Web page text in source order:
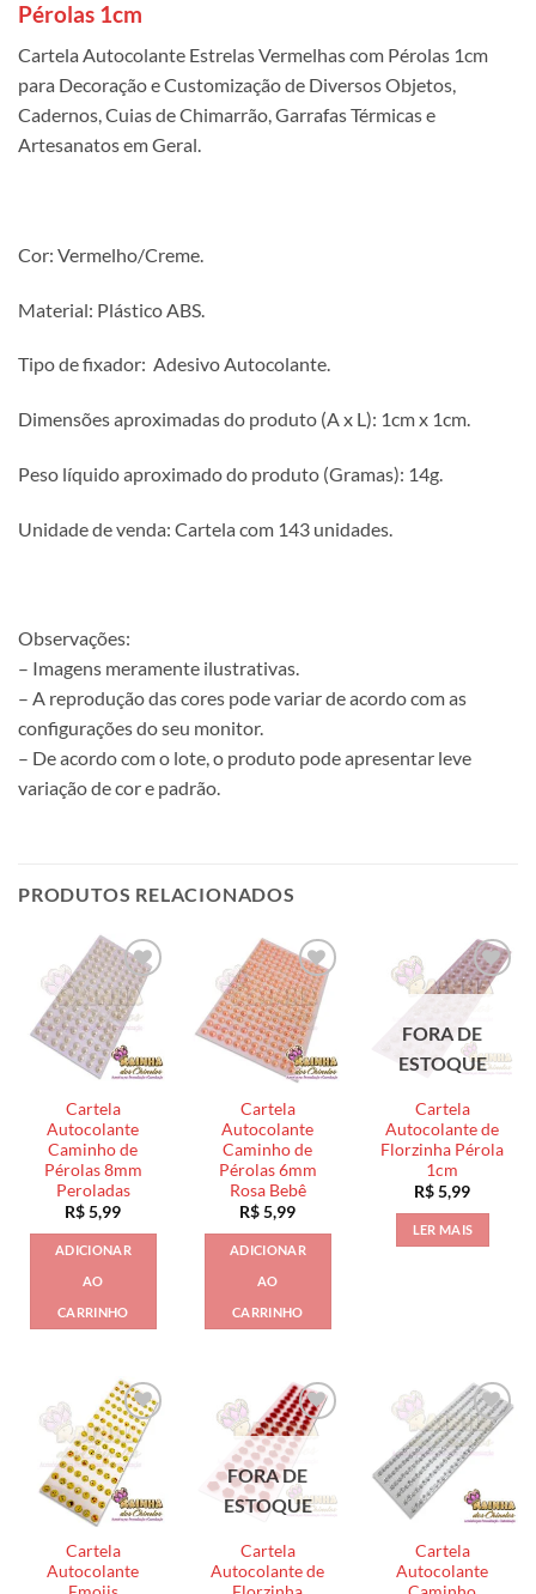
Pérolas 1cm
Cartela Autocolante Estrelas Vermelhas com Pérolas 1cm
para Decoração e Customização de Diversos Objetos,
Cadernos, Cuias de Chimarrão, Garrafas Térmicas e
Artesanatos em Geral.
Cor: Vermelho/Creme.
Material: Plástico ABS.
Tipo de fixador: Adesivo Autocolante.
Dimensões aproximadas do produto (A x L): 1cm x 1cm.
Peso líquido aproximado do produto (Gramas): 14g.
Unidade de venda: Cartela com 143 unidades.
Observações:
– Imagens meramente ilustrativas.
– A reprodução das cores pode variar de acordo com as
configurações do seu monitor.
– De acordo com o lote, o produto pode apresentar leve
variação de cor e padrão.
PRODUTOS RELACIONADOS
Cartela
Autocolante
Caminho de
Pérolas 8mm
Peroladas
R$5,99
ADICIONAR
AO
CARRINHO
Cartela
Autocolante
Caminho de
Pérolas 6mm
Rosa Bebê
R$5,99
ADICIONAR
AO
CARRINHO
FORA DE
ESTOQUE
Cartela
Autocolante de
Florzinha Pérola
1cm
R$5,99
LER MAIS
Cartela
Autocolante
FORA DE
ESTOQUE
Cartela
Autocolante de
Cartela
Autocolante